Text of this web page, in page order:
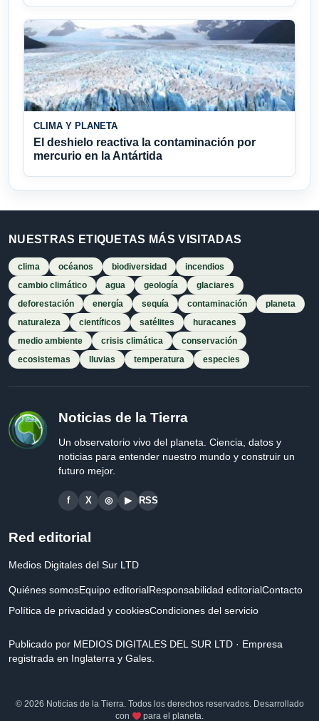
CLIMA Y PLANETA
El deshielo reactiva la contaminación por
mercurio en la Antártida
NUESTRAS ETIQUETAS MÁS VISITADAS
clima océanos biodiversidad
incendios
cambio climático
agua geología
glaciares
deforestación
energía sequía contaminación
planeta
naturaleza
científicos satélites
huracanes
medio ambiente
crisis climática
conservación
ecosistemas
lluvias temperatura especies
Noticias de la Tierra
Un observatorio vivo del planeta. Ciencia, datos y
noticias para entender nuestro mundo y construir un
futuro mejor.
f X ◎ ▶ RSS
Red editorial
Medios Digitales del Sur LTD
Quiénes somosEquipo editorialResponsabilidad editorialContacto
Política de privacidad y cookiesCondiciones del servicio
Publicado por MEDIOS DIGITALES DEL SUR LTD · Empresa
registrada en Inglaterra y Gales.
© 2026 Noticias de la Tierra. Todos los derechos reservados. Desarrollado
con
para el planeta.